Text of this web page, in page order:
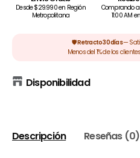
Disponibilidad
Descripción Reseñas (0)